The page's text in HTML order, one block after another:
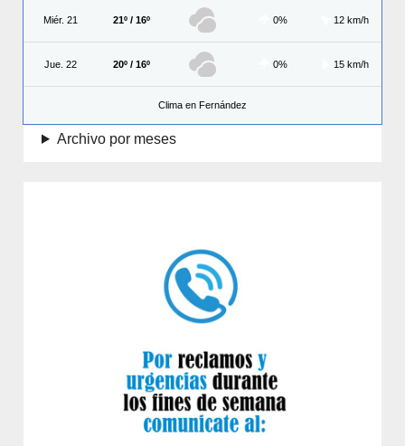
Miér. 21 21º / 16º 0% 12 km/h
Jue. 22 20º / 16º 0% 15 km/h
Clima en Fernández
Archivo por meses